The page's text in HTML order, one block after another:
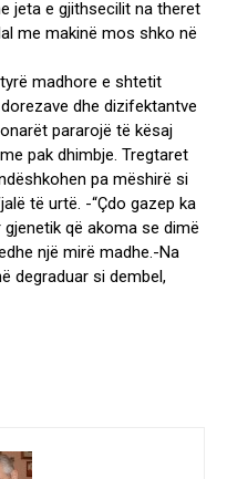
jeta e gjithsecilit na theret
me makinë mos shko në
madhore e shtetit
dhe dizifektantve
pararojë të kësaj
pak dhimbje. Tregtaret
pa mëshirë si
të urtë. -“Çdo gazep ka
që akoma se dimë
një mirë madhe.-Na
degraduar si dembel,